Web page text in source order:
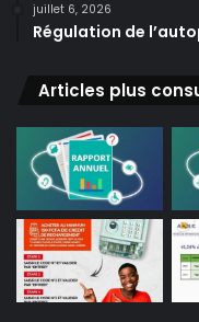
juillet 6, 2026
Régulation de
Articles plus